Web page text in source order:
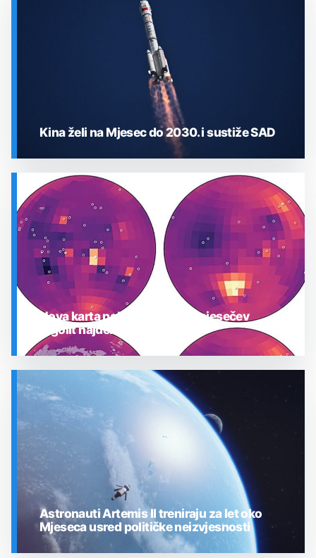
SVEMIR
Kina želi na Mjesec do 2030. i sustiže SAD
SVEMIR
Nova karta pokazuje gdje je mjesečev
regolit najdeblji
Astronauti Artemis II treniraju za let oko
Mjeseca usred političke neizvjesnosti